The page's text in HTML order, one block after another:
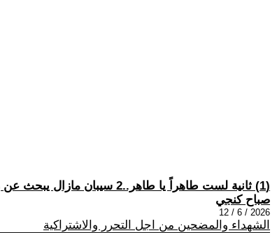
(1) ثانية لست طاهراً يا طاهر..2 سيبان مازال يبحث عن رفات أمه آسيا يا طويْهرْ
صباح كنجي
2026 / 6 / 12
الشهداء والمضحين من اجل التحرر والاشتراكية